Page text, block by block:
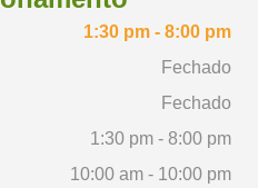
1:30 pm - 8:00 pm
Fechado
Fechado
1:30 pm - 8:00 pm
10:00 am - 10:00 pm